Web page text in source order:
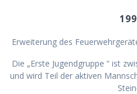
Erweiterung des
Die „Erste Jugendgruppe “ ist
und wird Teil der aktiven